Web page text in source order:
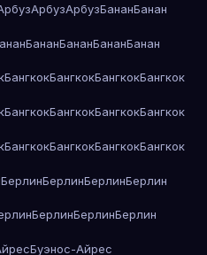
АрбузАрбузБананБанан
БананБананБананБанан
БангкокБангкокБангкокБангкок
БангкокБангкокБангкокБангкок
БангкокБангкокБангкокБангкок
БерлинБерлинБерлинБерлин
БерлинБерлинБерлин
Буэнос-Айрес